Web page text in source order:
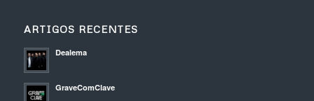
ARTIGOS RECENTES
Dealema
GraveComClave